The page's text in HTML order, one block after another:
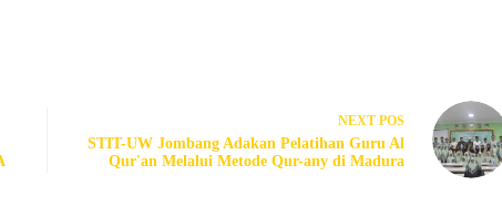
NEXT POS
STIT-UW Jombang Adakan Pelatihan Guru Al
Qur'an Melalui Metode Qur-any di Madura